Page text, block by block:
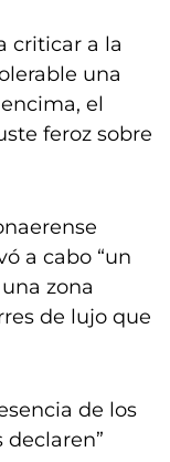
criticar a la
una
el
feroz sobre
a cabo “un
zona
de lujo que
de los
declaren”